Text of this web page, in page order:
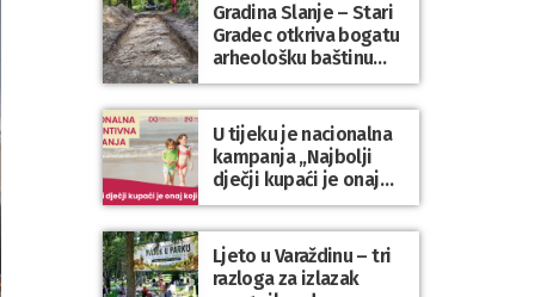
Gradina Slanje – Stari
Gradec otkriva bogatu
arheološku baštinu
Varaždinske županije
U tijeku je nacionalna
kampanja „Najbolji
dječji kupaći je onaj
koji se nosi“
Ljeto u Varaždinu – tri
razloga za izlazak